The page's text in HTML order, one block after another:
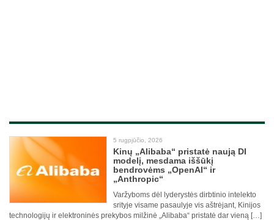
5 rugpjūčio, 2026
Kinų „Alibaba“ pristatė naują DI
modelį, mesdama iššūkį
bendrovėms „OpenAI“ ir
„Anthropic“
Varžyboms dėl lyderystės dirbtinio intelekto
srityje visame pasaulyje vis aštrėjant, Kinijos
technologijų ir elektroninės prekybos milžinė „Alibaba“ pristatė dar vieną […]